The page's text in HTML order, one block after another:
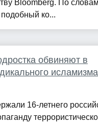
Bloomberg. По
ко...
обвиняют в
16-летнего